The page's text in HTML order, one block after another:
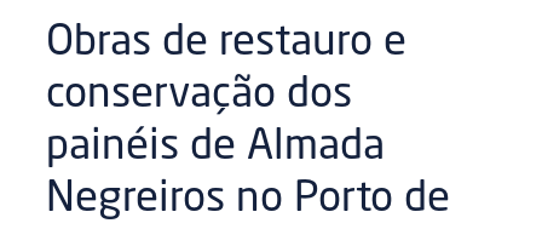
Obras de restauro e
conservação dos
painéis de Almada
Negreiros no Porto de